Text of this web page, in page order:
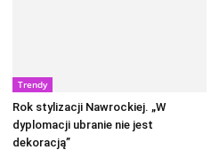
Trendy
Rok stylizacji Nawrockiej. „W
dyplomacji ubranie nie jest
dekoracją”